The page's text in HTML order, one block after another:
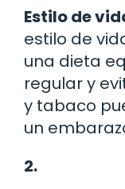
Estilo de
estilo de
una dieta
regular y
y tabaco
un
2.